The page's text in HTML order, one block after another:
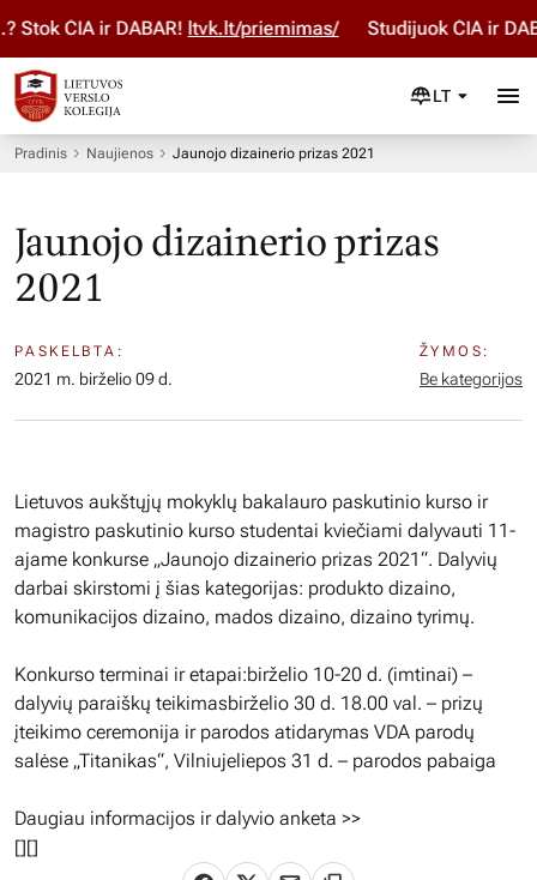
ČIA ir DABAR!ltvk.lt/priemimas/ Studijuok ČIA ir
LT
Pradinis Naujienos Jaunojo dizainerio prizas 2021
Jaunojo dizainerio prizas
2021
PASKELBTA:
2021 m. birželio 09 d.
ŽYMOS:
Be kategorijos
Lietuvos aukštųjų mokyklų bakalauro paskutinio kurso ir
magistro paskutinio kurso studentai kviečiami dalyvauti 11-
ajame konkurse „Jaunojo dizainerio prizas 2021“. Dalyvių
darbai skirstomi į šias kategorijas: produkto dizaino,
komunikacijos dizaino, mados dizaino, dizaino tyrimų.
Konkurso terminai ir etapai:birželio 10-20 d. (imtinai) –
dalyvių paraiškų teikimasbirželio 30 d. 18.00 val. – prizų
įteikimo ceremonija ir parodos atidarymas VDA parodų
salėse „Titanikas“, Vilniujeliepos 31 d. – parodos pabaiga
Daugiau informacijos ir dalyvio anketa >>
[][]